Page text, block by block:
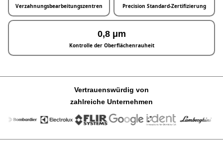
Verzahnungsbearbeitungszentren Precision Standard-Zertifizierung
0,8 μm
Kontrolle der Oberflächenrauheit
Vertrauenswürdig von
zahlreiche Unternehmen